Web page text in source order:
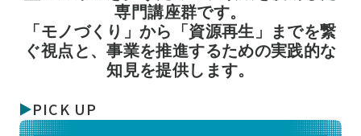
専門講座群です。
「モノづくり」から「資源再生」までを繋
ぐ視点と、事業を推進するための実践的な
知見を提供します。
PICK UP